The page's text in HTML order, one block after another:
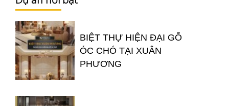
BIỆT THỰ HIỆN ĐẠI GỖ
ÓC CHÓ TẠI XUÂN
PHƯƠNG